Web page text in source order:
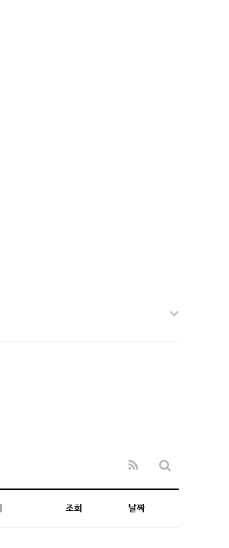
조회 날짜